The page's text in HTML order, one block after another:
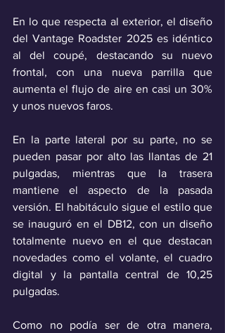
En lo que respecta al exterior, el diseño
del Vantage Roadster 2025 es idéntico
al del coupé, destacando su nuevo
frontal, con una nueva parrilla que
aumenta el flujo de aire en casi un 30%
y unos nuevos faros.
En la parte lateral por su parte, no se
pueden pasar por alto las llantas de 21
pulgadas, mientras que la trasera
mantiene el aspecto de la pasada
versión. El habitáculo sigue el estilo que
se inauguró en el DB12, con un diseño
totalmente nuevo en el que destacan
novedades como el volante, el cuadro
digital y la pantalla central de 10,25
pulgadas.
Como no podía ser de otra manera,